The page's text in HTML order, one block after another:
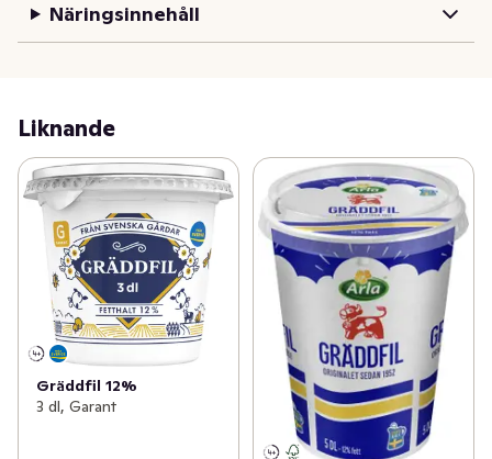
Näringsinnehåll
Liknande
Gräddfil 12%
3 dl, Garant